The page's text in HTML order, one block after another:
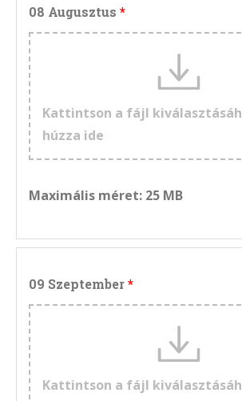
08 Augusztus
Kattintson a fájl
húzza ide
Maximális méret: 25 MB
09 Szeptember
Kattintson a fájl